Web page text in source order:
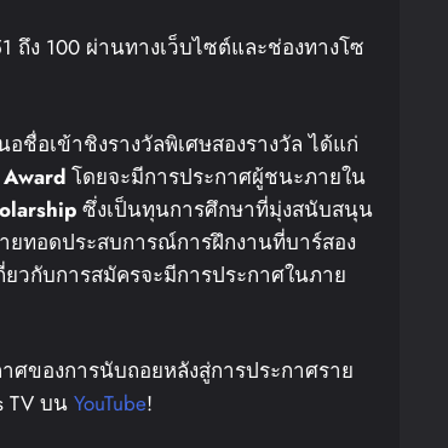
ถึง 100 ผ่านทางเว็บไซต์และช่องทางโซ
อเข้าชิงรางวัลพิเศษสองรางวัล ได้แก่
โดยจะมีการประกาศผู้ชนะภายใน
ซึ่งเป็นทุนการศึกษาที่มุ่งสนับสนุน
ยทอดประสบการณ์การฝึกงานที่บาร์สอง
ยวกับการสมัครจะมีการประกาศในภาย
ของการนับถอยหลังสู่การประกาศราย
TV บน YouTube!